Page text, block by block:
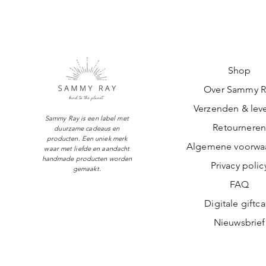
Sammy Ray is een label met
duurzame cadeaus en
producten. Een uniek merk
waar met liefde en aandacht
handmade producten worden
gemaakt.
Shop
Over Sammy
Verzenden &
Retourneren
Algemene
Privacy
FAQ
Digitale
Nieuwsbrief